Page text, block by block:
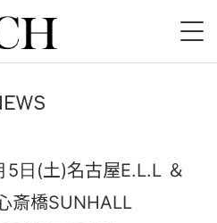
5日(土)名古屋E.L.L ＆
斎橋SUNHALL